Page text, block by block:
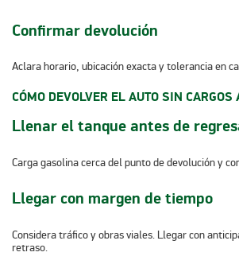
Confirmar devolución
Aclara horario, ubicación exacta y tolerancia en
CÓMO DEVOLVER EL AUTO SIN
Llenar el tanque antes de
Carga gasolina cerca del punto de devolución y
Llegar con margen de tiempo
Considera tráfico y obras viales. Llegar con
retraso.